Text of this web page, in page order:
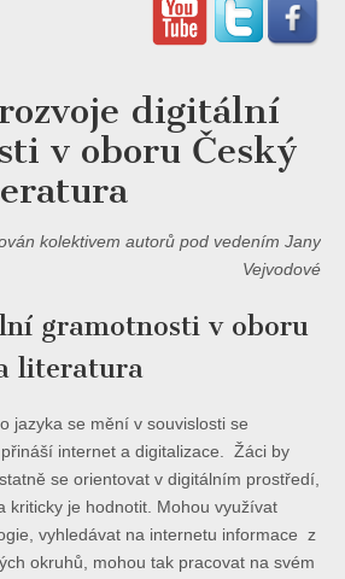
digitální
v oboru Český
kolektivem autorů pod vedením Jany
Vejvodové
gramotnosti v oboru
literatura
jazyka se mění v souvislosti se
internet a digitalizace. Žáci by
se orientovat v digitálním prostředí,
kriticky je hodnotit. Mohou využívat
vyhledávat na internetu informace z
okruhů, mohou tak pracovat na svém